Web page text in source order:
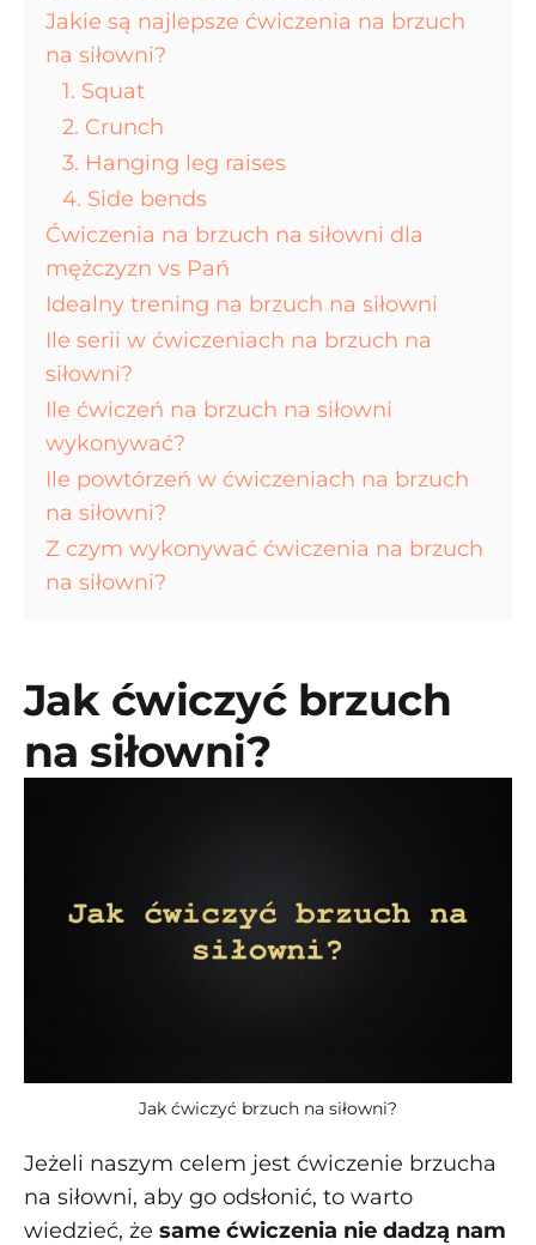
Jakie są najlepsze ćwiczenia na brzuch
na siłowni?
1. Squat
2. Crunch
3. Hanging leg raises
4. Side bends
Ćwiczenia na brzuch na siłowni dla
mężczyzn vs Pań
Idealny trening na brzuch na siłowni
Ile serii w ćwiczeniach na brzuch na
siłowni?
Ile ćwiczeń na brzuch na siłowni
wykonywać?
Ile powtórzeń w ćwiczeniach na brzuch
na siłowni?
Z czym wykonywać ćwiczenia na brzuch
na siłowni?
Jak ćwiczyć brzuch
na siłowni?
Jak ćwiczyć brzuch na siłowni?
Jeżeli naszym celem jest ćwiczenie brzucha
na siłowni, aby go odsłonić, to warto
wiedzieć, że same ćwiczenia nie dadzą nam